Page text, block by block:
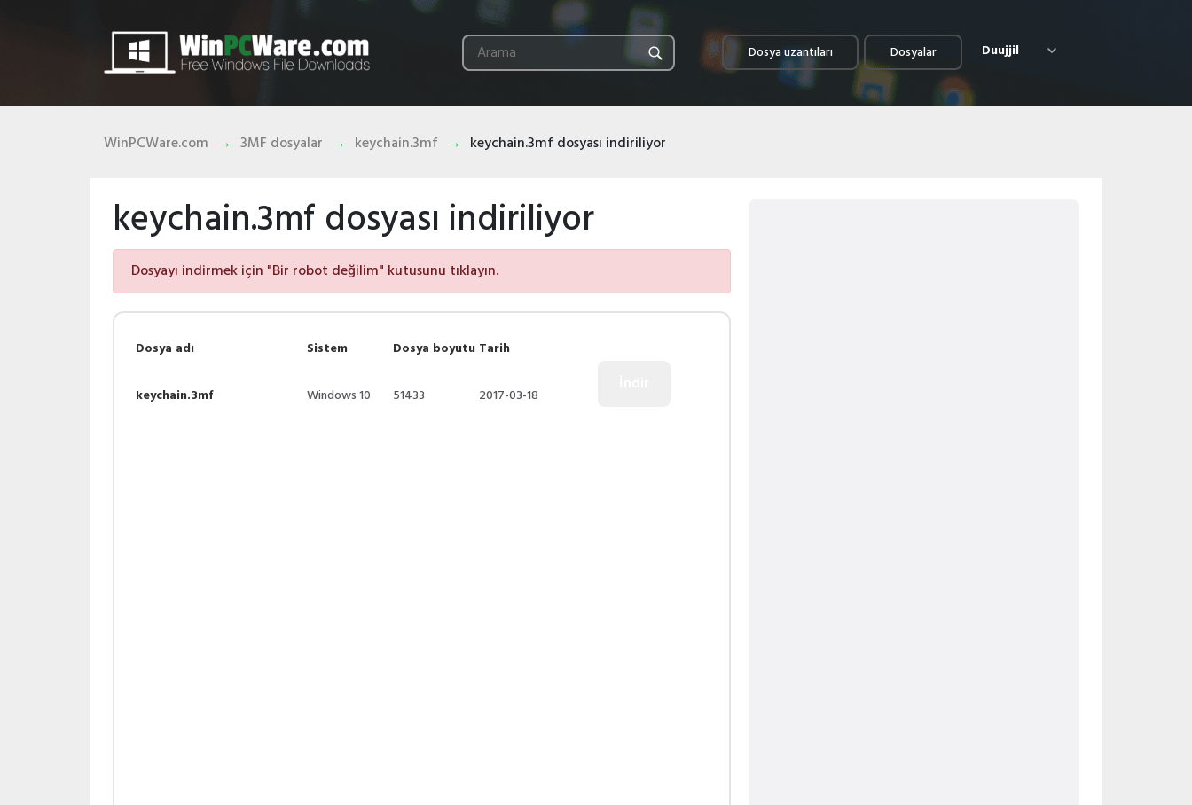
Dosya uzantıları Dosyalar Duujjil
WinPCWare.com 3MF dosyalar keychain.3mf keychain.3mf dosyası indiriliyor
keychain.3mf dosyası indiriliyor
Dosyayı indirmek için "Bir robot değilim" kutusunu tıklayın.
Dosya adı
keychain.3mf
Sistem
Windows 10
Dosya boyutu
51433
Tarih
2017-03-18